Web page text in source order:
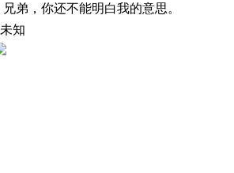
兄弟，你还不能明白我的意思。
知